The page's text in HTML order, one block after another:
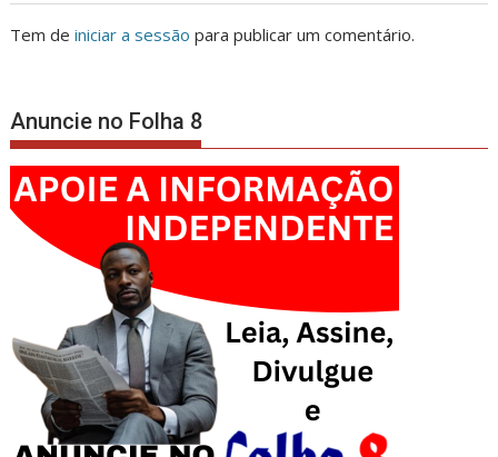
Tem deiniciar a sessão para publicar um comentário.
Anuncie no Folha 8